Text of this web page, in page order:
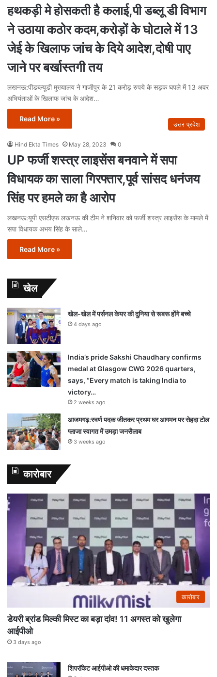
हथकड़ी मे होसकती है कलाई,पी डब्लू डी विभाग
ने उठाया कठोर कदम,करोड़ों के घोटाले में 13
जेई के खिलाफ जांच के दिये आदेश,दोषी पाए
जाने पर बर्खास्तगी तय
लखनऊ:पीडब्ल्यूडी मुख्यालय ने गाजीपुर के 21 करोड़ रुपये के सड़क घपले में 13 अवर
अभियंताओं के खिलाफ जांच के आदेश…
Read More »
उत्तर प्रदेश
Hind Ekta Times May 28, 2023 0
UP फर्जी शस्‍त्र लाइसेंस बनवाने में सपा
विधायक का साला गिरफ्तार,पूर्व सांसद धनंजय
सिंह पर हमले का है आरोप
लखनऊ:यूपी एसटीएफ लखनऊ की टीम ने शनिवार को फर्जी शस्त्र लाइसेंस के मामले में
सपा विधायक अभय सिंह के साले…
Read More »
खेल
खेल-खेल में पर्सनल केयर की दुनिया से रूबरू होंगे बच्चे
4 days ago
India’s pride Sakshi Chaudhary confirms
medal at Glasgow CWG 2026 quarters,
says, “Every match is taking India to
victory…
2 weeks ago
आजमगढ़:स्वर्ण पदक जीतकर प्रथम घर आगमन पर सेहदा टोल
प्लाजा स्वागत में उमड़ा जनसैलाब
3 weeks ago
कारोबार
कारोबार
डेयरी ब्रांड मिल्की मिस्ट का बड़ा दांव! 11 अगस्त को खुलेगा
आईपीओ
3 days ago
शिपरॉकेट आईपीओ की धमाकेदार दस्तक